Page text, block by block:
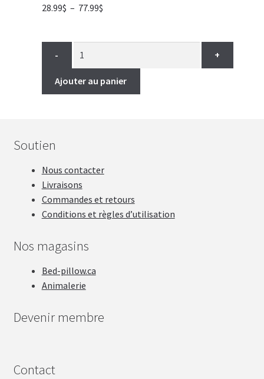
28.99$ – 77.99$Plage
à
77.99$
- +
Ajouter au panier
Soutien
Nous contacter
Livraisons
Commandes et retours
Conditions et règles d’utilisation
Nos magasins
Bed-pillow.ca
Animalerie
Devenir membre
Contact